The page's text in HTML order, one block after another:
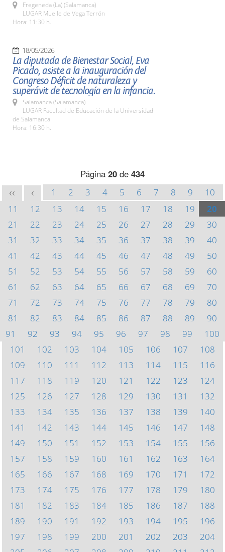
Fregeneda (La) (Salamanca)
LUGAR Muelle de Vega Terrón
Hora: 11:30 h.
18/05/2026
La diputada de Bienestar Social, Eva
Picado, asiste a la inauguración del
Congreso Déficit de naturaleza y
superávit de tecnología en la infancia.
Salamanca (Salamanca)
LUGAR Facultad de Educación de la Universidad
de Salamanca
Hora: 16:30 h.
Página 20 de 434
<< < 1 2 3 4 5 6 7 8 9
10
11
12 13 14 15 16 17 18 19
20
21
22 23 24 25 26 27 28 29
30
31
32 33 34 35 36 37 38 39
40
41
42 43 44 45 46 47 48 49
50
51
52 53 54 55 56 57 58 59
60
61
62 63 64 65 66 67 68 69
70
71
72 73 74 75 76 77 78 79
80
81
82 83 84 85 86 87 88 89
90
91
92 93 94 95 96 97 98 99
100
101
102 103 104 105 106 107
108
109
110 111 112 113 114 115
116
117
118 119 120 121 122 123
124
125
126 127 128 129 130 131
132
133
134 135 136 137 138 139
140
141
142 143 144 145 146 147
148
149
150 151 152 153 154 155
156
157
158 159 160 161 162 163
164
165
166 167 168 169 170 171
172
173
174 175 176 177 178 179
180
181
182 183 184 185 186 187
188
189
190 191 192 193 194 195
196
197
198 199 200 201 202 203
204